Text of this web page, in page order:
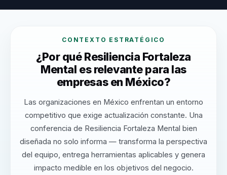
CONTEXTO ESTRATÉGICO
¿Por qué Resiliencia Fortaleza
Mental es relevante para las
empresas en México?
Las organizaciones en México enfrentan un entorno
competitivo que exige actualización constante. Una
conferencia de Resiliencia Fortaleza Mental bien
diseñada no solo informa — transforma la perspectiva
del equipo, entrega herramientas aplicables y genera
impacto medible en los objetivos del negocio.